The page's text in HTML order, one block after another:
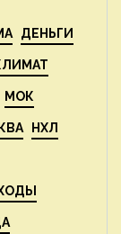
ДЕНЬГИ
МОК
НХЛ